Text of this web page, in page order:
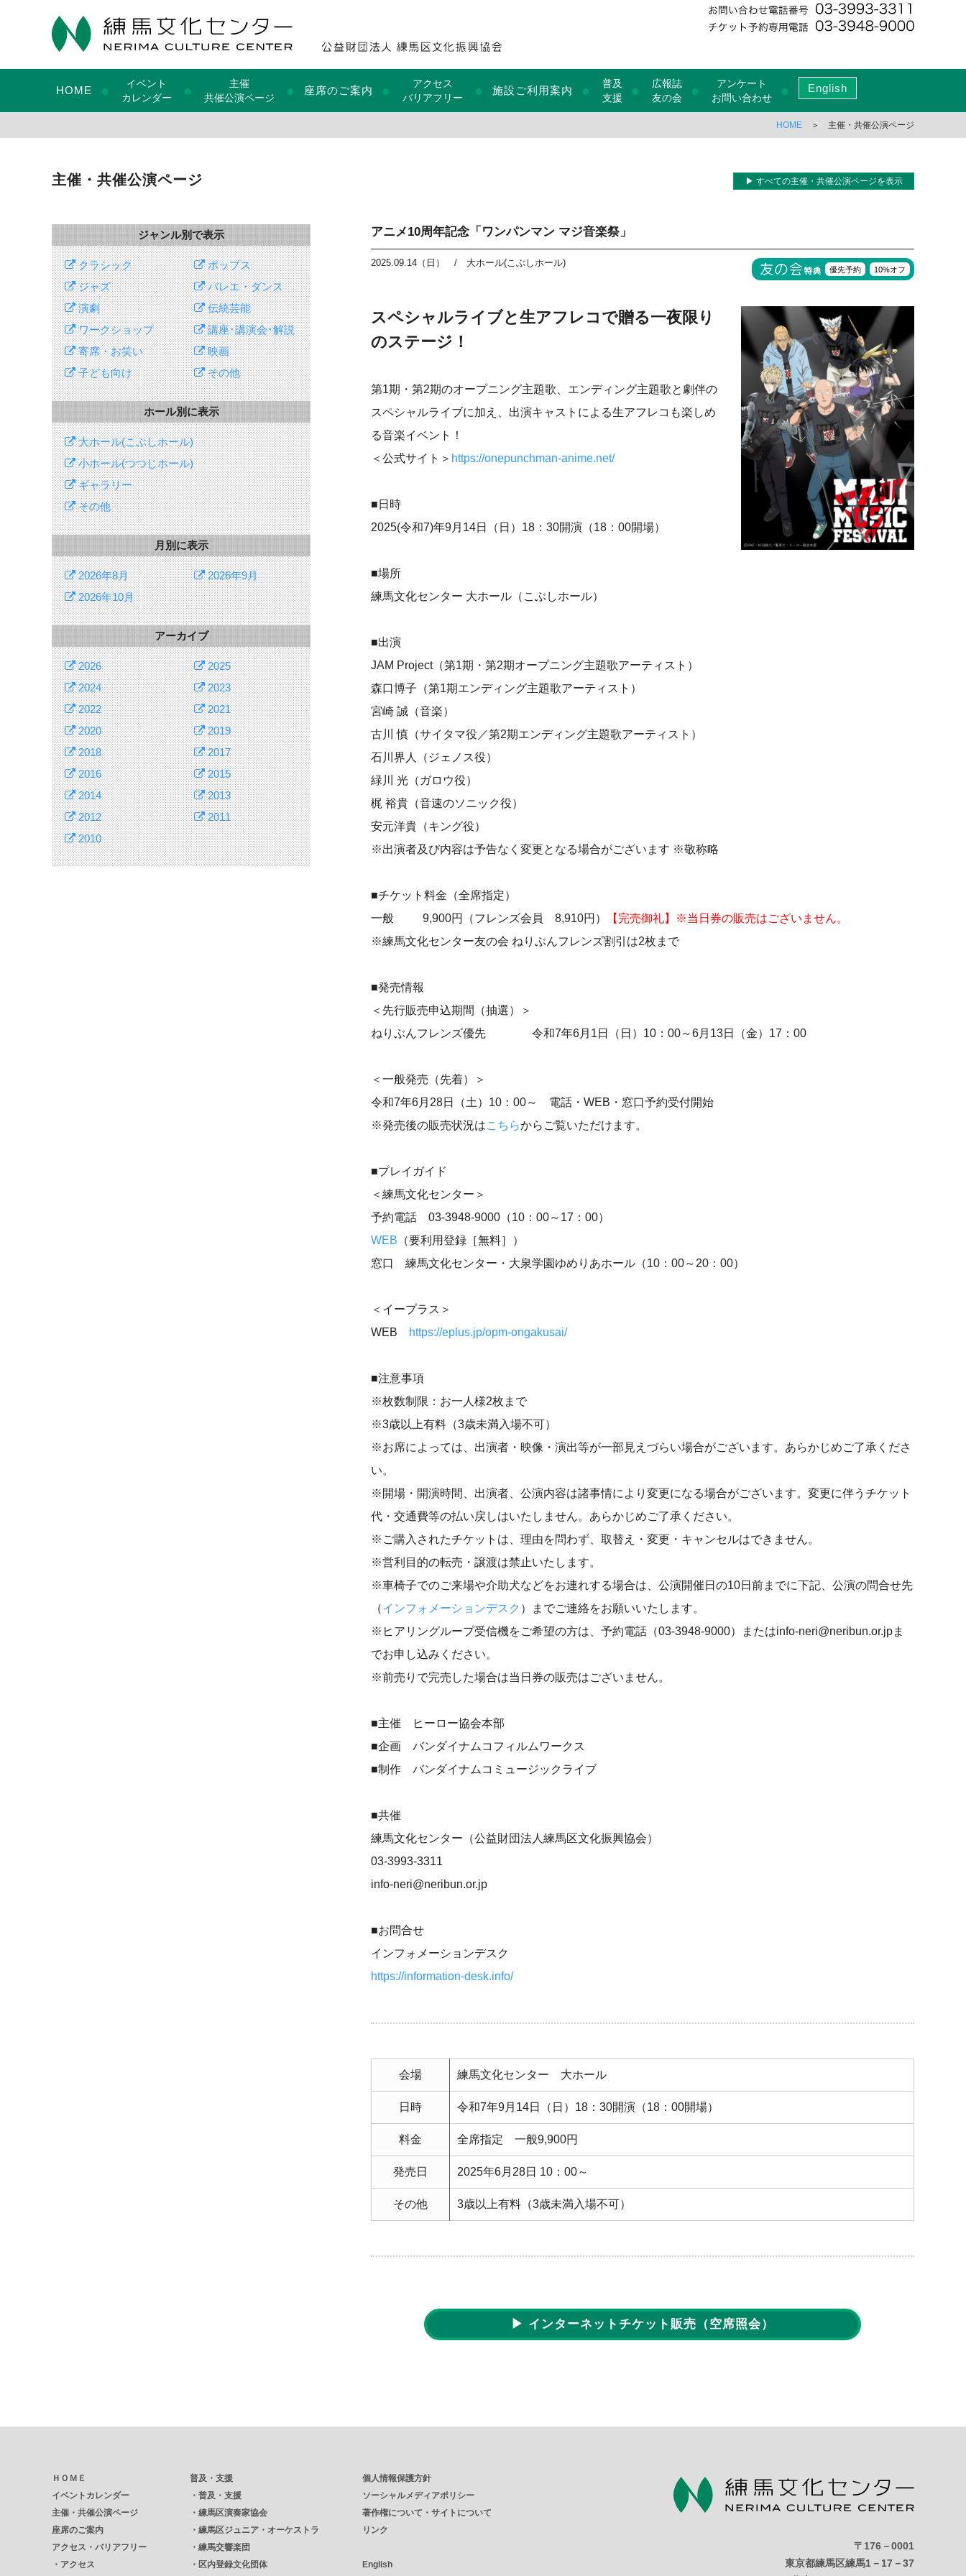
HOME ●
イベント
カレンダー
●
主催
共催公演ページ
● 座席のご案内 ●
アクセス
バリアフリー
● 施設ご利用案内 ●
普及
支援
●
広報誌
友の会
●
アンケート
お問い合わせ
● English
HOME ＞ 主催・共催公演ページ
主催・共催公演ページ ▶ すべての主催・共催公演ページを表示
ジャンル別で表示
クラシック
ポップス
ジャズ
バレエ・ダンス
演劇
伝統芸能
ワークショップ
講座･講演会･解説
寄席・お笑い
映画
子ども向け
その他
ホール別に表示
大ホール(こぶしホール)
小ホール(つつじホール)
ギャラリー
その他
月別に表示
2026年8月
2026年9月
2026年10月
アーカイブ
2026
2025
2024
2023
2022
2021
2020
2019
2018
2017
2016
2015
2014
2013
2012
2011
2010
アニメ10周年記念「ワンパンマン マジ音楽祭」
2025.09.14（日） / 大ホール(こぶしホール)
優先予約 10%オフ
スペシャルライブと生アフレコで贈る一夜限り
のステージ！
第1期・第2期のオープニング主題歌、エンディング主題歌と劇伴の
スペシャルライブに加え、出演キャストによる生アフレコも楽しめ
る音楽イベント！
＜公式サイト＞ https://onepunchman-anime.net/
■日時
2025(令和7)年9月14日（日）18：30開演（18：00開場）
■場所
練馬文化センター 大ホール（こぶしホール）
■出演
JAM Project（第1期・第2期オープニング主題歌アーティスト）
森口博子（第1期エンディング主題歌アーティスト）
宮崎 誠（音楽）
古川 慎（サイタマ役／第2期エンディング主題歌アーティスト）
石川界人（ジェノス役）
緑川 光（ガロウ役）
梶 裕貴（音速のソニック役）
安元洋貴（キング役）
※出演者及び内容は予告なく変更となる場合がございます ※敬称略
■チケット料金（全席指定）
一般 9,900円（フレンズ会員 8,910円）
【完売御礼】※当日券の販売はございません。
※練馬文化センター友の会 ねりぶんフレンズ割引は2枚まで
■発売情報
＜先行販売申込期間（抽選）＞
ねりぶんフレンズ優先 令和7年6月1日（日）10：00～6月13日（金）17：00
＜一般発売（先着）＞
令和7年6月28日（土）10：00～ 電話・WEB・窓口予約受付開始
※発売後の販売状況はこちらからご覧いただけます。
■プレイガイド
＜練馬文化センター＞
予約電話 03-3948-9000（10：00～17：00）
WEB （要利用登録［無料］）
窓口 練馬文化センター・大泉学園ゆめりあホール（10：00～20：00）
＜イープラス＞
WEB
https://eplus.jp/opm-ongakusai/
■注意事項
※枚数制限：お一人様2枚まで
※3歳以上有料（3歳未満入場不可）
※お席によっては、出演者・映像・演出等が一部見えづらい場合がございます。あらかじめご了承くださ
い。
※開場・開演時間、出演者、公演内容は諸事情により変更になる場合がございます。変更に伴うチケット
代・交通費等の払い戻しはいたしません。あらかじめご了承ください。
※ご購入されたチケットは、理由を問わず、取替え・変更・キャンセルはできません。
※営利目的の転売・譲渡は禁止いたします。
※車椅子でのご来場や介助犬などをお連れする場合は、公演開催日の10日前までに下記、公演の問合せ先
（インフォメーションデスク ）までご連絡をお願いいたします。
※ヒアリングループ受信機をご希望の方は、予約電話（03-3948-9000）またはinfo-neri@neribun.or.jpま
でお申し込みください。
※前売りで完売した場合は当日券の販売はございません。
■主催 ヒーロー協会本部
■企画 バンダイナムコフィルムワークス
■制作 バンダイナムコミュージックライブ
■共催
練馬文化センター（公益財団法人練馬区文化振興協会）
03-3993-3311
info-neri@neribun.or.jp
■お問合せ
インフォメーションデスク
https://information-desk.info/
会場 練馬文化センター 大ホール
日時 令和7年9月14日（日）18：30開演（18：00開場）
料金 全席指定 一般9,900円
発売日 2025年6月28日 10：00～
その他 3歳以上有料（3歳未満入場不可）
▶ インターネットチケット販売 （空席照会）
ＨＯＭＥ
イベントカレンダー
主催・共催公演ページ
座席のご案内
アクセス・バリアフリー
・ アクセス
普及・支援
・ 普及・支援
・ 練馬区演奏家協会
・ 練馬区ジュニア・オーケストラ
・ 練馬交響楽団
・ 区内登録文化団体
個人情報保護方針
ソーシャルメディアポリシー
著作権について・サイトについて
リンク
English
〒176－0001
東京都練馬区練馬1－17－37